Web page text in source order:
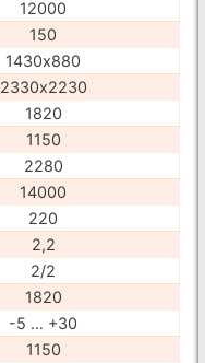
12000
150
1430х880
2330х2230
1820
1150
2280
14000
220
2,2
2/2
1820
-5 … +30
1150